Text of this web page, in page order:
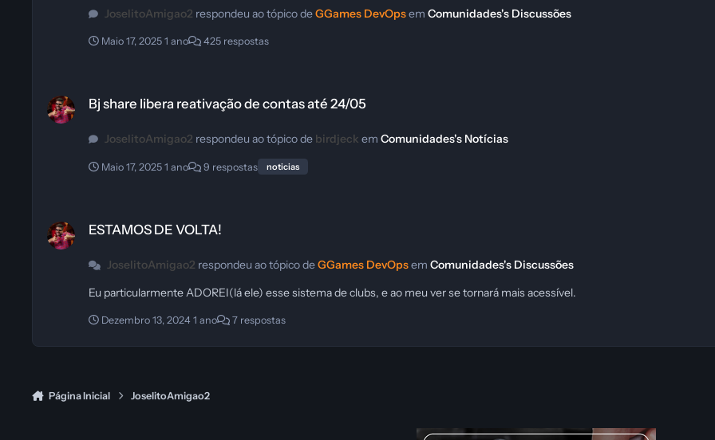
JoselitoAmigao2 respondeu ao tópico deGGames DevOpsem Comunidades's Discussões
Maio 17, 2025 1 ano 425 respostas
Bj share libera reativação de contas até 24/05
JoselitoAmigao2 respondeu ao tópico de birdjeck em Comunidades's Notícias
Maio 17, 2025 1 ano 9 respostas noticias
ESTAMOS DE VOLTA!
JoselitoAmigao2 respondeu ao tópico deGGames DevOpsem Comunidades's Discussões
Eu particularmente ADOREI(lá ele) esse sistema de clubs, e ao meu ver se tornará mais acessível.
Dezembro 13, 2024 1 ano 7 respostas
Página Inicial JoselitoAmigao2